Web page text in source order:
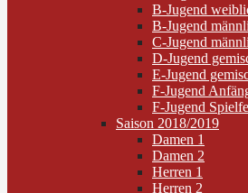
B-Jugend
B-Jugend
C-Jugend
D-Jugend
E-Jugend
F-Jugend
F-Jugend
Saison 2018/2019
Damen 1
Damen 2
Herren 1
Herren 2